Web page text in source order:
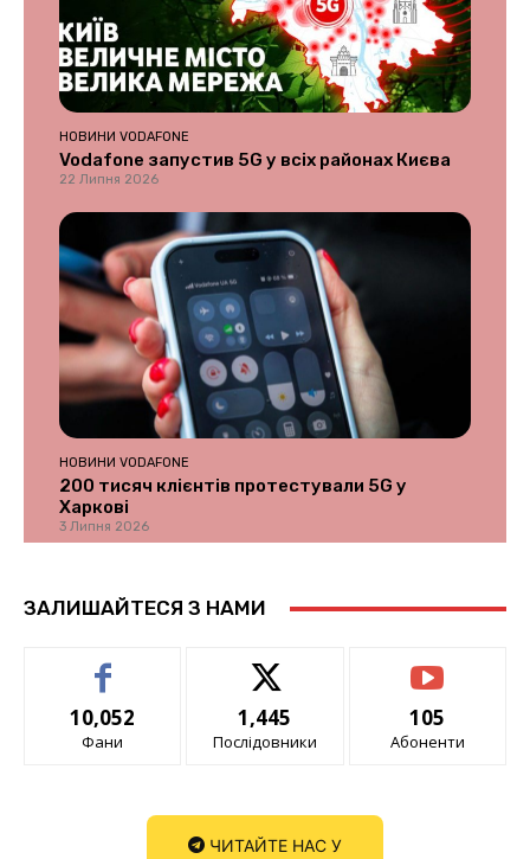
НОВИНИ VODAFONE
Vodafone запустив 5G у всіх районах Києва
22 Липня 2026
НОВИНИ VODAFONE
200 тисяч клієнтів протестували 5G у
Харкові
3 Липня 2026
ЗАЛИШАЙТЕСЯ З НАМИ
10,052
Фани
1,445
Послідовники
105
Абоненти
ЧИТАЙТЕ НАС У